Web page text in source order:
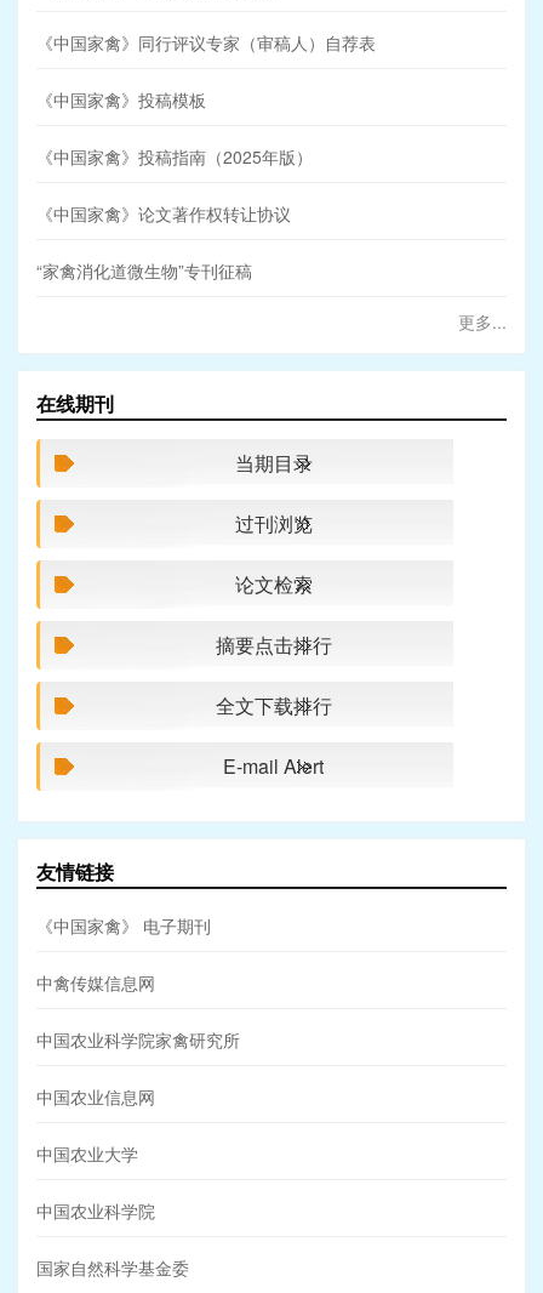
《中国家禽》同行评议专家（审稿人）自荐表
《中国家禽》投稿模板
《中国家禽》投稿指南（2025年版）
《中国家禽》论文著作权转让协议
“家禽消化道微生物”专刊征稿
更多...
在线期刊
当期目录
过刊浏览
论文检索
摘要点击排行
全文下载排行
E-mail Alert
友情链接
《中国家禽》 电子期刊
中禽传媒信息网
中国农业科学院家禽研究所
中国农业信息网
中国农业大学
中国农业科学院
国家自然科学基金委